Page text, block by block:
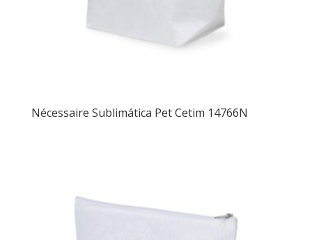
Nécessaire Sublimática Pet Cetim 14766N